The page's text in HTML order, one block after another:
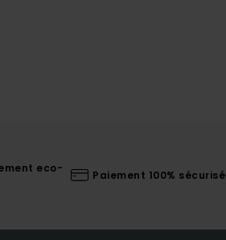
eco-
Paiement 100% sécurisé